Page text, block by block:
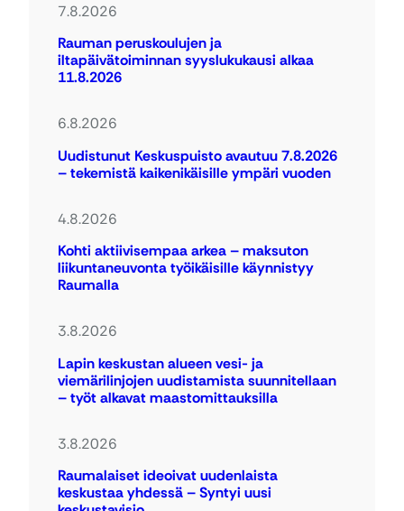
7.8.2026
Rauman peruskoulujen ja
iltapäivätoiminnan syyslukukausi alkaa
11.8.2026
6.8.2026
Uudistunut Keskuspuisto avautuu 7.8.2026
– tekemistä kaikenikäisille ympäri vuoden
4.8.2026
Kohti aktiivisempaa arkea – maksuton
liikuntaneuvonta työikäisille käynnistyy
Raumalla
3.8.2026
Lapin keskustan alueen vesi- ja
viemärilinjojen uudistamista suunnitellaan
– työt alkavat maastomittauksilla
3.8.2026
Raumalaiset ideoivat uudenlaista
keskustaa yhdessä – Syntyi uusi